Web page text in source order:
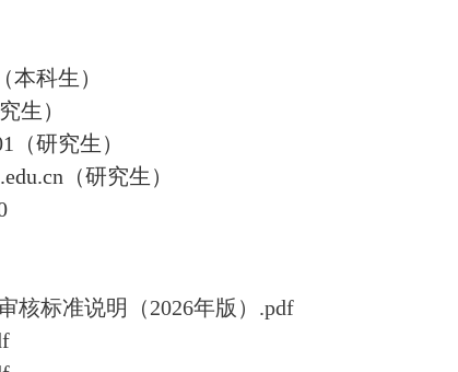
本科生）
生）
（研究生）
（研究生）
核标准说明（2026年版）.pdf